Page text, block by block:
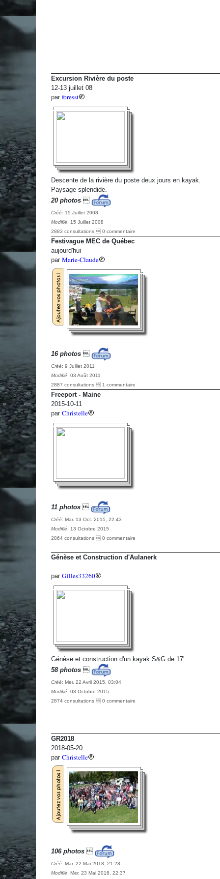
Excursion Rivière du poste
12-13 juillet 08
par foresst
Descente de la rivière du poste deux jours en kayak.
Paysage splendide.
20 photos
Créé: 15 Juillet 2008
Modifié: 15 Juillet 2008
2883 consultations  0 commentaire
Festivague MEC de Québec
aujourd'hui
par Marie-Claude
16 photos
Créé: 9 Juillet 2011
Modifié: 03 Août 2011
2887 consultations  1 commentaire
Freeport - Maine
2015-10-11
par Christelle
11 photos
Créé: Mar. 13 Oct. 2015, 22:43
Modifié: 13 Octobre 2015
2864 consultations  0 commentaire
Génèse et Construction d'Aulanerk
par Gilles33260
Génèse et construction d'un kayak S&G de 17'
58 photos
Créé: Mer. 22 Avril 2015, 03:04
Modifié: 03 Octobre 2015
2874 consultations  0 commentaire
GR2018
2018-05-20
par Christelle
106 photos
Créé: Mar. 22 Mai 2018, 21:28
Modifié: Mer. 23 Mai 2018, 22:37